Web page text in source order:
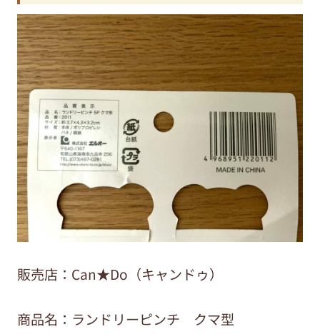
販売店：Can★Do（キャンドゥ）
商品名：ランドリーピンチ クマ型